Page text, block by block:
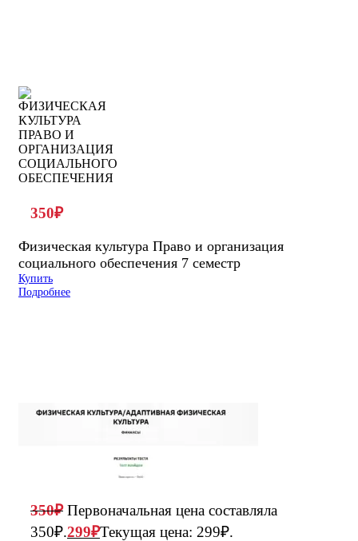
350₽
Физическая культура Право и организация
социального обеспечения 7 семестр
Купить
Подробнее
350₽ Первоначальная цена составляла
350₽.299₽Текущая цена: 299₽.